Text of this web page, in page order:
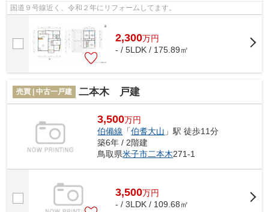
国道９号線近く、令和２年にリフォームしてます。
2,300万円
- / 5LDK / 175.89㎡
売買 | 中古一戸建 二本木 戸建
3,500万円
伯備線 「伯耆大山 」駅 徒歩11分
築6年 / 2階建
鳥取県米子市二本木271-1
3,500万円
- / 3LDK / 109.68㎡